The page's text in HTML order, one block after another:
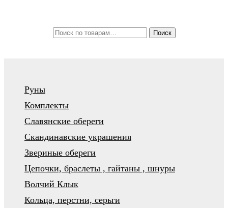
Поиск
Руны
Комплекты
Славянские обереги
Скандинавские украшения
Звериные обереги
Цепочки, браслеты , гайтаны , шнуры
Волчий Клык
Кольца, перстни, серьги